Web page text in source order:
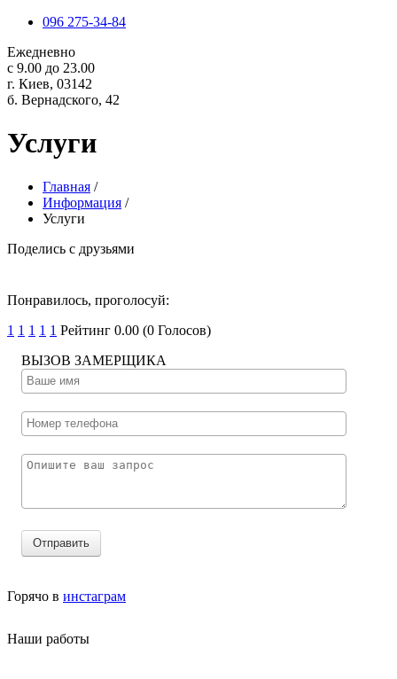
096 275-34-84
Ежедневно
с 9.00 до 23.00
г. Киев, 03142
б. Вернадского, 42
Услуги
Главная /
Информация /
Услуги
Поделись с друзьями
Понравилось, проголосуй:
1 1 1 1 1 Рейтинг 0.00 (0 Голосов)
­ВЫЗОВ ЗАМЕРЩИКА
Отправить
Горячо в инстаграм
Наши работы